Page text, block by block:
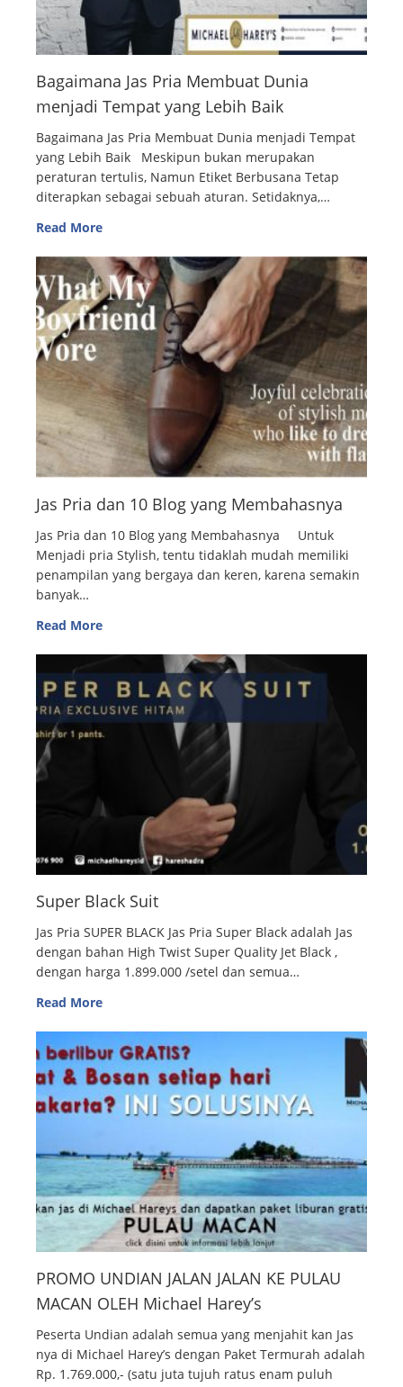
Bagaimana Jas Pria Membuat Dunia
menjadi Tempat yang Lebih Baik
Bagaimana Jas Pria Membuat Dunia menjadi Tempat
yang Lebih Baik Meskipun bukan merupakan
peraturan tertulis, Namun Etiket Berbusana Tetap
diterapkan sebagai sebuah aturan. Setidaknya,…
Read More
Jas Pria dan 10 Blog yang Membahasnya
Jas Pria dan 10 Blog yang Membahasnya Untuk
Menjadi pria Stylish, tentu tidaklah mudah memiliki
penampilan yang bergaya dan keren, karena semakin
banyak…
Read More
Super Black Suit
Jas Pria SUPER BLACK Jas Pria Super Black adalah Jas
dengan bahan High Twist Super Quality Jet Black ,
dengan harga 1.899.000 /setel dan semua…
Read More
PROMO UNDIAN JALAN JALAN KE PULAU
MACAN OLEH Michael Harey’s
Peserta Undian adalah semua yang menjahit kan Jas
nya di Michael Harey’s dengan Paket Termurah adalah
Rp. 1.769.000,- (satu juta tujuh ratus enam puluh